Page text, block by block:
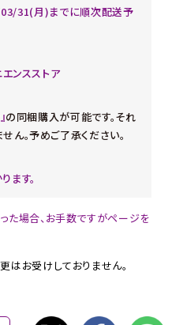
31(月)までに順次配送予
エンスストア
の同梱購入が可能です。それ
ん。予めご了承ください。
ます。
た場合、お手数ですがページを
はお受けしておりません。